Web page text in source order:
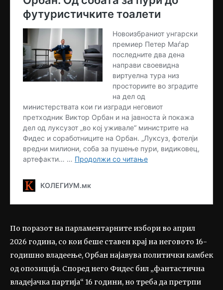
По поразот на парламентарните избори во април
2026 година, со кои беше ставен крај на неговото 16-
годишно владеење, Орбан најавува политички камбек
од опозиција. Според него Фидес бил „фантастична
владејачка партија“ 16 години, но треба да претрпи